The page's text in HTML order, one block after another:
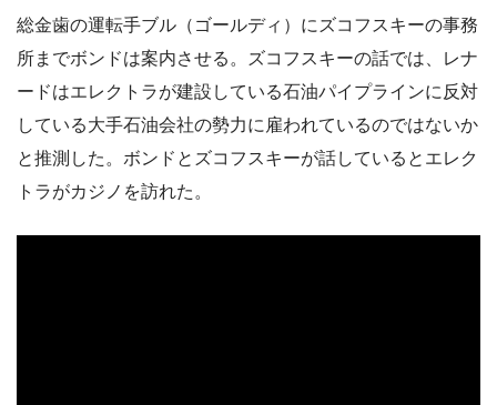
総金歯の運転手ブル（ゴールディ）にズコフスキーの事務
所までボンドは案内させる。ズコフスキーの話では、レナ
ードはエレクトラが建設している石油パイプラインに反対
している大手石油会社の勢力に雇われているのではないか
と推測した。ボンドとズコフスキーが話しているとエレク
トラがカジノを訪れた。